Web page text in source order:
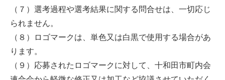
（７）選考過程や選考結果に関する問合せは、一切応じ
られません。
（８）ロゴマークは、単色又は白黒で使用する場合があ
ります。
（９）応募されたロゴマークに対して、十和田市町内会